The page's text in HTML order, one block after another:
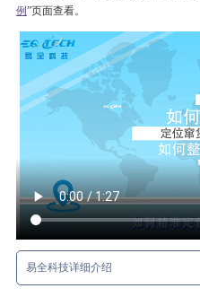
例”页面查看。
易全科技详细介绍